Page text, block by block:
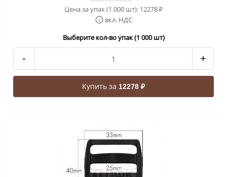
Цена за упак (1 000 шт): 12278₽
вкл. НДС
Выберите кол-во упак (1 000 шт)
- +
Купить за 12278 ₽